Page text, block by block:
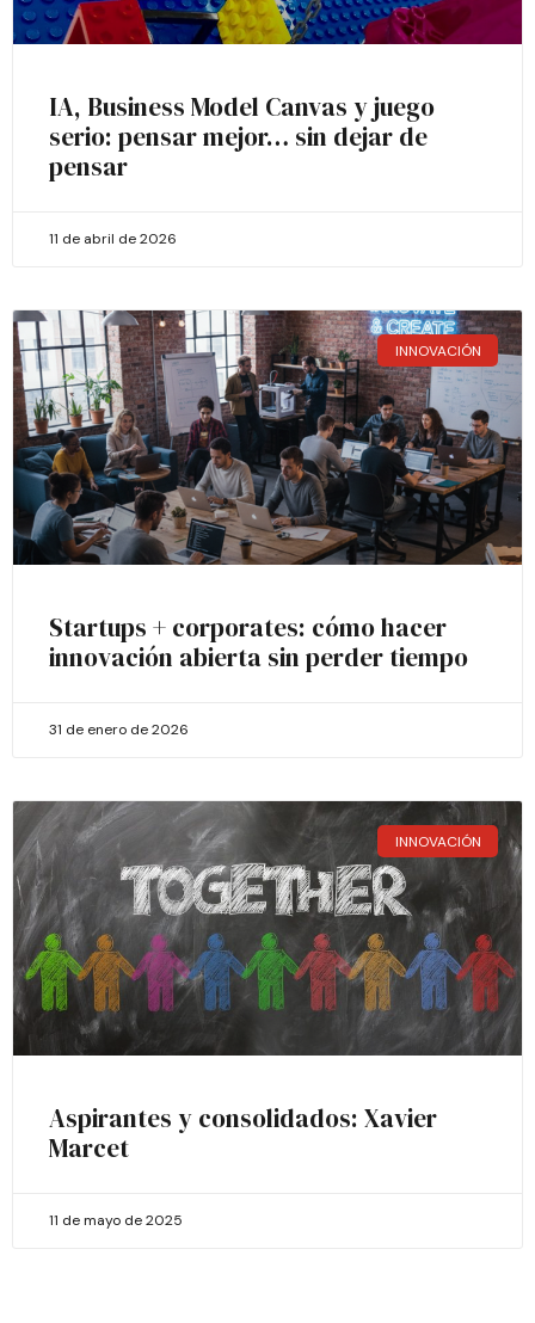
IA, Business Model Canvas y juego
serio: pensar mejor… sin dejar de
pensar
11 de abril de 2026
INNOVACIÓN
Startups + corporates: cómo hacer
innovación abierta sin perder tiempo
31 de enero de 2026
INNOVACIÓN
Aspirantes y consolidados: Xavier
Marcet
11 de mayo de 2025